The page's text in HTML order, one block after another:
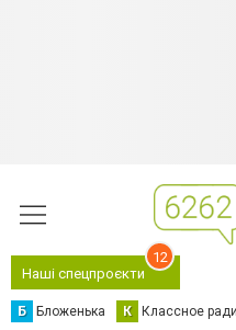
Наші спецпроєкти
12
Б Бложенька К Классное